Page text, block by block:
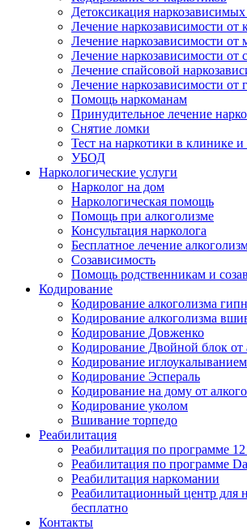
Детоксикация
Лечение наркозависимости от
Лечение наркозависимости от
Лечение наркозависимости от
Лечение спайсовой
Лечение наркозависимости от
Помощь наркоманам
Принудительное лечение
Снятие ломки
Тест на наркотики в клинике
УБОД
Наркологические услуги
Нарколог на дом
Наркологическая помощь
Помощь при алкоголизме
Консультация нарколога
Бесплатное лечение
Созависимость
Помощь родственникам и
Кодирование
Кодирование алкоголизма
Кодирование алкоголизма
Кодирование Довженко
Кодирование Двойной блок от
Кодирование иглоукалыванием
Кодирование Эспераль
Кодирование на дому от
Кодирование уколом
Вшивание торпедо
Реабилитация
Реабилитация по программе
Реабилитация по программе
Реабилитация наркомании
Реабилитационный центр для
бесплатно
Контакты